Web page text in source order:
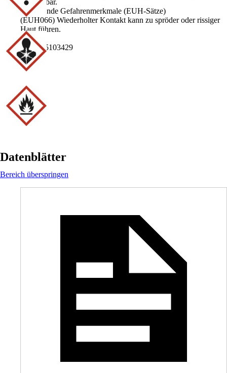
entzündbar.
Ergänzende Gefahrenmerkmale (EUH-Sätze)
(EUH066) Wiederholter Kontakt kann zu spröder oder rissiger
Haut führen.
EAN
4250295103429
Datenblätter
Bereich überspringen